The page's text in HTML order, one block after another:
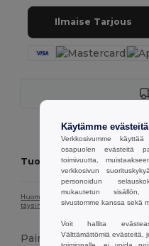
Ilmaise Tarjous
Tuotekuvaus
Huomaa, että näytön kalibroinnin
täysin tuotteen todellista väriä.
Paino
Käytämme evästeitä
Verkkosivumme
osapuolen evästeitä
toimivuutta,
verkkosivun
personoidun
mukautetun sisällön,
sivustomme kanssa sekä
Voit hallita
Välttämättömiä evästeitä,